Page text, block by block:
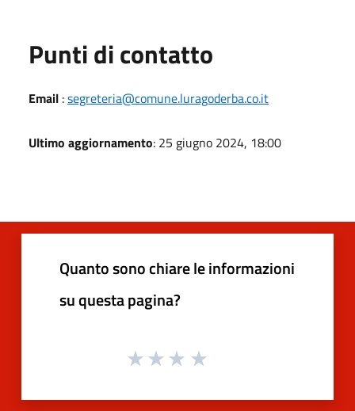
Punti di contatto
Email :segreteria@comune.luragoderba.co.it
Ultimo aggiornamento: 25 giugno 2024, 18:00
Quanto sono chiare le informazioni
su questa pagina?